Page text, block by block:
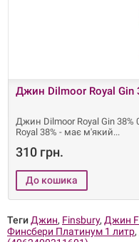
Джин Dilmoor Royal
Джин Dilmoor Royal Gin
Royal 38% - має м'який
310 грн.
Теги Джин, Finsbury, Джин
Финсбери Платинум 1 литр,